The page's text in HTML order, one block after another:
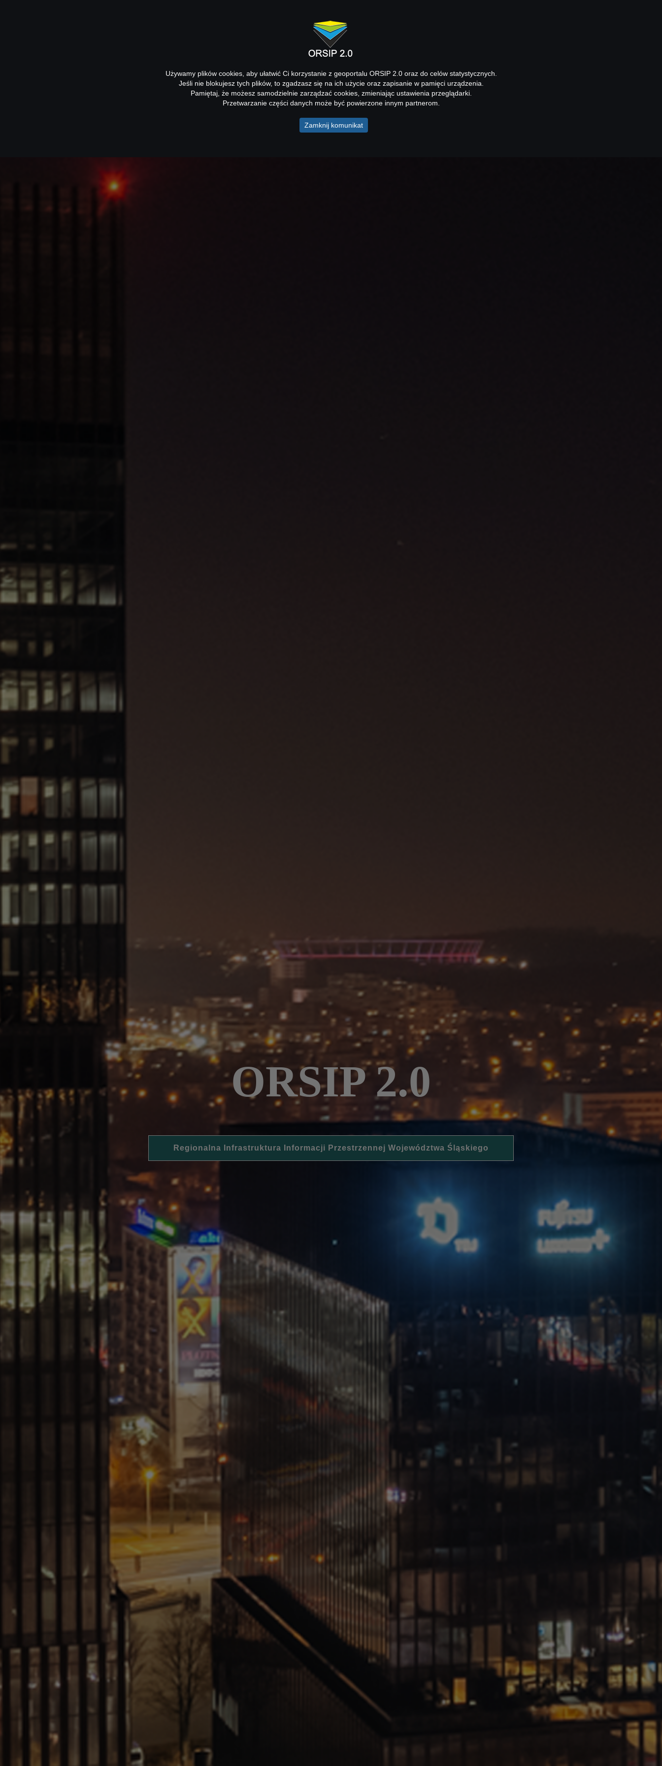
ORSIP 2.0
Regionalna Infrastruktura Informacji Przestrzennej Województwa Śląskiego
Używamy plików cookies, aby ułatwić Ci korzystanie z geoportalu ORSIP 2.0 oraz do celów statystycznych.
Jeśli nie blokujesz tych plików, to zgadzasz się na ich użycie oraz zapisanie w pamięci urządzenia.
Pamiętaj, że możesz samodzielnie zarządzać cookies, zmieniając ustawienia przeglądarki.
Przetwarzanie części danych może być powierzone innym partnerom.
Zamknij komunikat